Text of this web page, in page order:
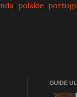
| polskie|
GUIDE